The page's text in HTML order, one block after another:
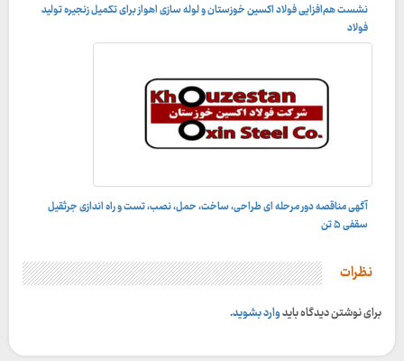
نشست هم‌افزایی فولاد اکسین خوزستان و لوله‌ سازی اهواز برای تکمیل زنجیره تولید
فولاد
آگهی مناقصه دور مرحله ای طراحی، ساخت، حمل، نصب، تست و راه اندازى جرثقيل
سقفى ۵ تن
نظرات
برای نوشتن دیدگاه بایدوارد بشوید.